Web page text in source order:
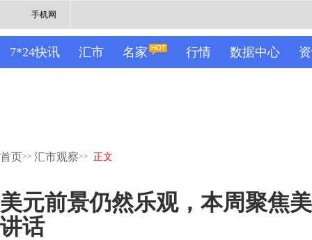
手机网
7*24快讯 汇市 名家 行情 数据中心
首页>> 汇市观察>> 正文
美元前景仍然乐观，本周聚焦
讲话